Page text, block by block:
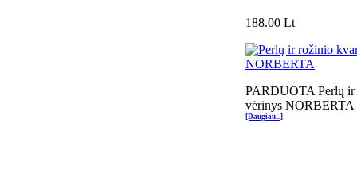
188.00 Lt
PARDUOTA Perlų
vėrinys NORBERTA
[Daugiau...]